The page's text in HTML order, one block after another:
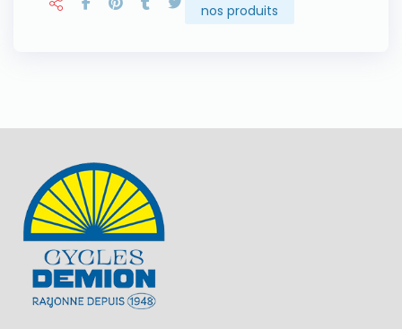
nos produits